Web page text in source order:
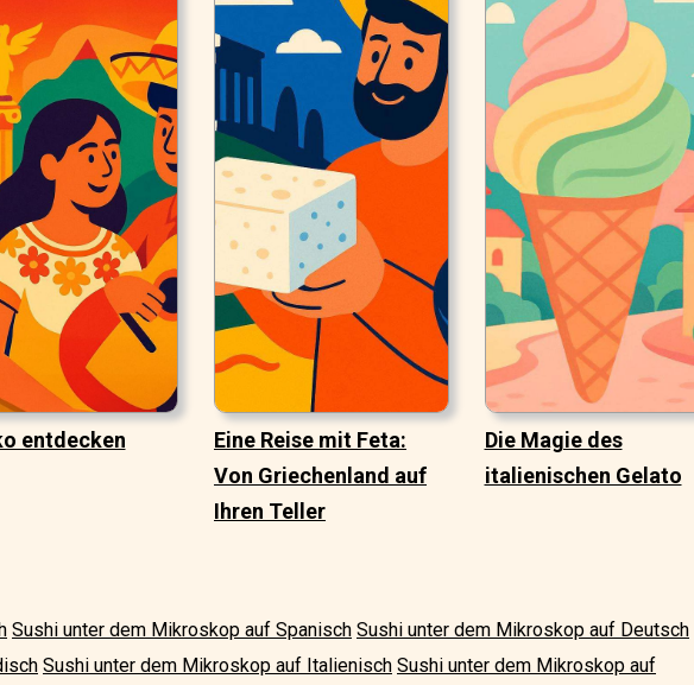
entdecken
Eine Reise mit Feta:
Von Griechenland auf
Ihren Teller
Die Magie des
italienischen Gelato
Sushi unter dem Mikroskop auf Spanisch Sushi unter dem Mikroskop auf Deutsch
Sushi unter dem Mikroskop auf Italienisch Sushi unter dem Mikroskop auf